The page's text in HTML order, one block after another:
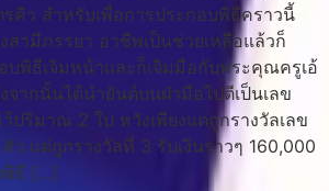
รคิว สำหรับเพื่อการประกอบพิธีคราวนี้
ามีภรรยา อาชีพเป็นช่วยเหลือแล้วก็
บพิธีเจิมหน้าและก็เจิมมือกับพระคุณครูเอ้
จากนั้นได้นำยันต์บนฝ่ามือไปตีเป็นเลข
ปริมาณ 2 ใบ หวังเพียงแต่ถูกรางวัลเลข
ว แต่ถูกรางวัลที่ 3 รับเงินราวๆ 160,000
พิธี […]